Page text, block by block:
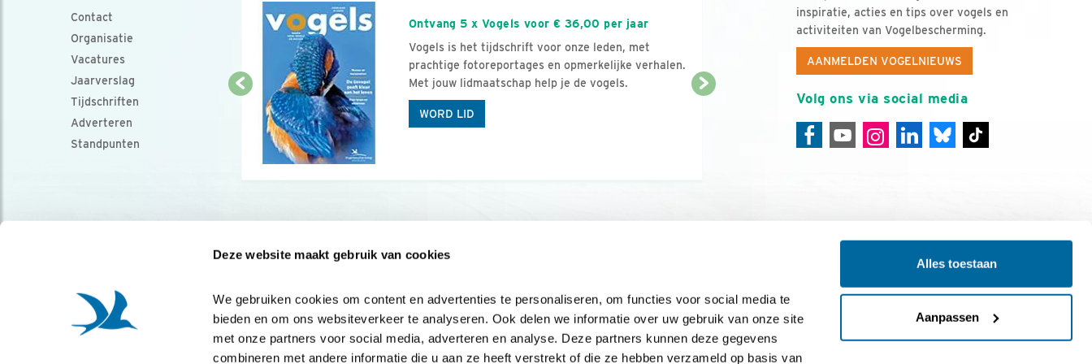
Deze website maakt gebruik van cookies
We gebruiken cookies om content en advertenties te personaliseren, om functies voor social media te
bieden en om ons websiteverkeer te analyseren. Ook delen we informatie over uw gebruik van onze site
met onze partners voor social media, adverteren en analyse. Deze partners kunnen deze gegevens
combineren met andere informatie die u aan ze heeft verstrekt of die ze hebben verzameld op basis van
Alles toestaan
Aanpassen
Contact
Organisatie
Vacatures
Jaarverslag
Tijdschriften
Adverteren
Standpunten
inspiratie, acties en tips over vogels en
activiteiten van Vogelbescherming.
AANMELDEN VOGELNIEUWS
Volg ons via social media
Ontvang 5 x Vogels voor € 36,00 per jaar
Vogels is het tijdschrift voor onze leden, met
prachtige fotoreportages en opmerkelijke verhalen.
Met jouw lidmaatschap help je de vogels.
WORD LID